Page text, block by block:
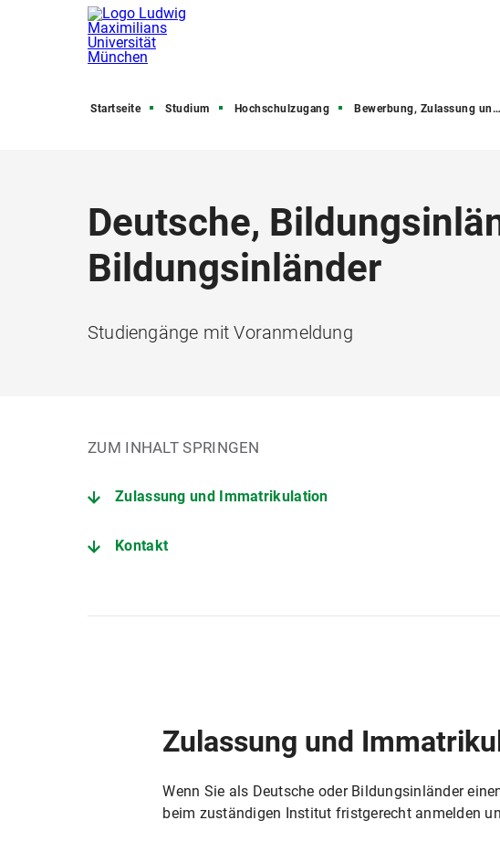
Startseite Studium Hochschulzugang Bewerbung, Zulassung und Immatrikulation
Deutsche,
Bildungsinländer
Studiengänge mit Voranmeldung
ZUM INHALT SPRINGEN
Zulassung und Immatrikulation
Kontakt
Zulassung und
Wenn Sie als Deutsche oder Bildungsinländer
beim zuständigen Institut fristgerecht anmelden